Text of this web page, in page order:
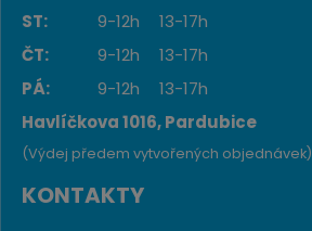
ST:
9-12h
13-17h
ČT:
9-12h
13-17h
PÁ:
9-12h
13-17h
Havlíčkova 1016, Pardubice
KONTAKTY
(Výdej předem vytvořených objednávek)